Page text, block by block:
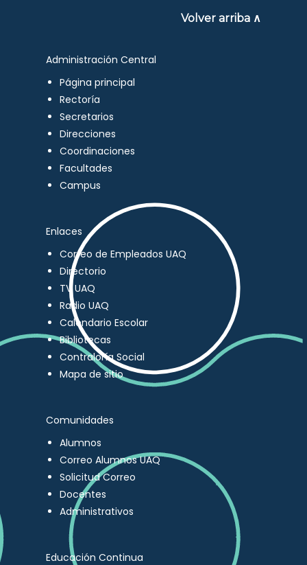
Volver arriba ∧
Administración Central
Página principal
Rectoría
Secretarios
Direcciones
Coordinaciones
Facultades
Campus
Enlaces
Correo de Empleados UAQ
Directorio
TV UAQ
Radio UAQ
Calendario Escolar
Bibliotecas
Contraloría Social
Mapa de sitio
Comunidades
Alumnos
Correo Alumnos UAQ
Solicitud Correo
Docentes
Administrativos
Educación Continua